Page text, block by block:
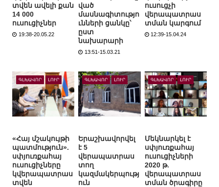
տվեն ավելի քան
14 000
ուսուցիչներ
19:38-20.05.22
ված
մասնագիտությո
ւնների ցանկը՝
ըստ
նախարարի
13:51-15.03.21
ուսուցչի
վերապատրաս
տման կարգում
12:39-15.04.24
ԳԼԽԱՎՈՐ ԼՈՒՐ
«Հայ մշակույթի
պատմություն».
սփյուռքահայ
ուսուցիչները
կվերապատրաս
տվեն
ԳԼԽԱՎՈՐ ԼՈՒՐ
Երաշխավորվել
է 5
վերապատրաս
տող
կազմակերպությ
ուն
ԳԼԽԱՎՈՐ ԼՈՒՐ
Մեկնարկել է
սփյուռքահայ
ուսուցիչների
2020 թ.
վերապատրաս
տման ծրագիրը